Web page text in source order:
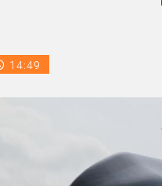
14:49